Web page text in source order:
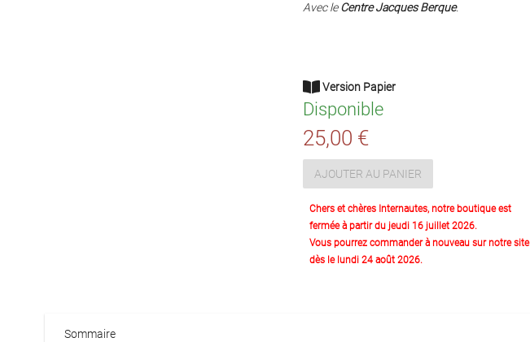
Avec leCentre Jacques Berque.
Version Papier
Disponible
25,00 €
AJOUTER AU PANIER
Chers et chères Internautes, notre boutique est
fermée à partir du jeudi 16 juillet 2026.
Vous pourrez commander à nouveau sur notre site
dès le lundi 24 août 2026.
Sommaire